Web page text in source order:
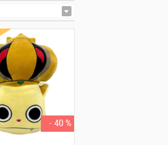
- 40 %